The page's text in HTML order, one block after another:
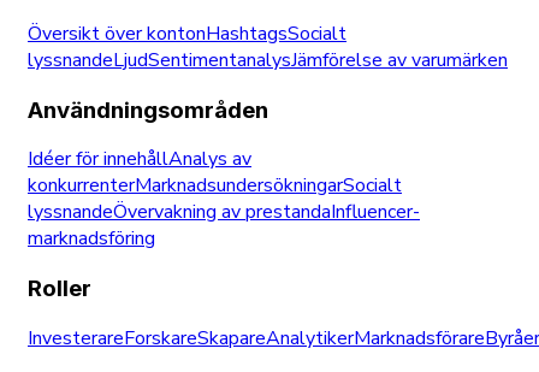
Översikt över kontonHashtagsSocialt
lyssnandeLjudSentimentanalysJämförelse av varumärken
Användningsområden
Idéer för innehållAnalys av
konkurrenterMarknadsundersökningarSocialt
lyssnandeÖvervakning av prestandaInfluencer-
marknadsföring
Roller
InvesterareForskareSkapareAnalytikerMarknadsförareByråer